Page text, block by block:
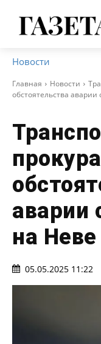
Новости
Главная Новости
обстоятельства
аварии
на Неве
05.05.2025 11:22